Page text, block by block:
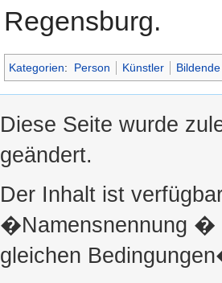
Regensburg.
Kategorien: Person Künstler
Diese Seite wurde
geändert.
Der Inhalt ist
�Namensnennung �
gleichen